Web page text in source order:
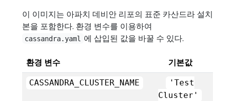
이 이미지는 아파치 데비안 리포의 표준 카산드라 설치
본을 포함한다. 환경 변수를 이용하여
cassandra.yaml 에 삽입된 값을 바꿀 수 있다.
환경 변수 기본값
CASSANDRA_CLUSTER_NAME
'Test
Cluster'